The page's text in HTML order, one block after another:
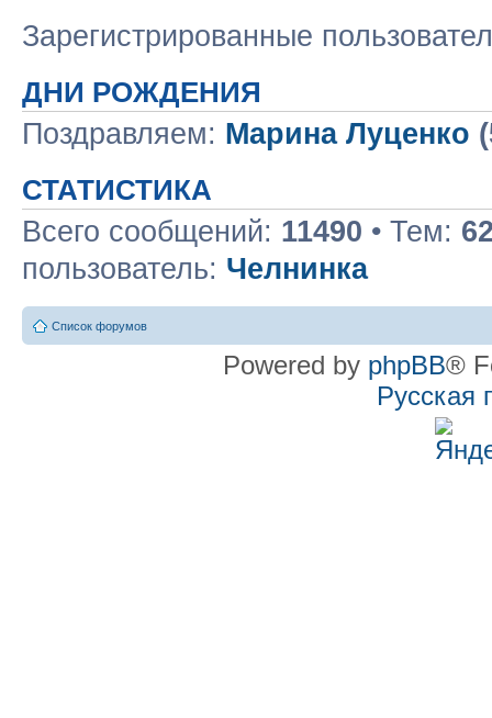
Зарегистрированные
ДНИ РОЖДЕНИЯ
Поздравляем: Марина Луценко
СТАТИСТИКА
Всего сообщений: 11490 • Тем:
пользователь: Челнинка
Список форумов
Powered by phpBB®
Русская